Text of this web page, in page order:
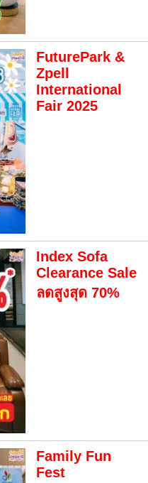
FuturePark &
Zpell
International
Fair 2025
Index Sofa
Clearance Sale
ลดสูงสุด 70%
Family Fun
Fest